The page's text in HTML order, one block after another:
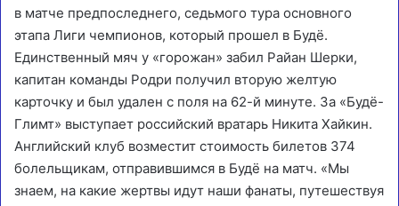
в матче предпоследнего, седьмого тура основного
этапа Лиги чемпионов, который прошел в Будё.
Единственный мяч у «горожан» забил Райан Шерки,
капитан команды Родри получил вторую желтую
карточку и был удален с поля на 62-й минуте. За «Будё-
Глимт» выступает российский вратарь Никита Хайкин.
Английский клуб возместит стоимость билетов 374
болельщикам, отправившимся в Будё на матч. «Мы
знаем, на какие жертвы идут наши фанаты, путешествуя